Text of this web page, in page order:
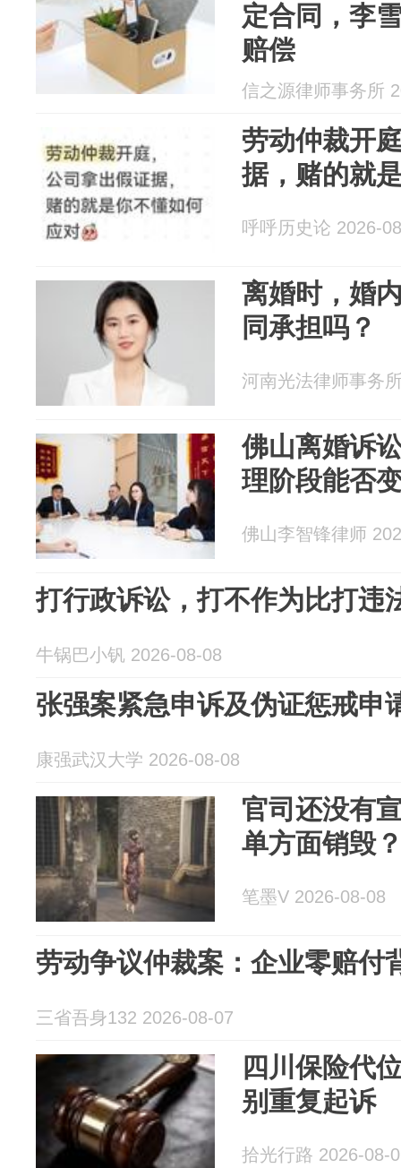
定合同，李
赔偿
信之源律师事务所
劳动仲裁开
据，赌的就
呼呼历史论 2026-
离婚时，婚
同承担吗？
河南光法律师事务
佛山离婚诉
理阶段能否
佛山李智锋律师
打行政诉讼，打不作为比打违
牛锅巴小钒 2026-08-08
张强案紧急申诉及伪证惩戒申
康强武汉大学 2026-08-08
官司还没有
单方面销毁
笔墨V 2026-08-08
劳动争议仲裁案：企业零赔付
三省吾身132 2026-08-07
四川保险代
别重复起诉
拾光行路 2026-08-